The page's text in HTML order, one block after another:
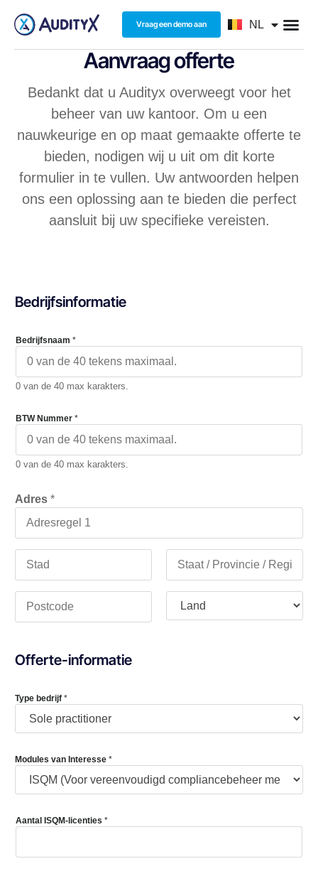
Vraag een demo aan NL
EN
Aanvraag offerte
Bedankt dat u Audityx overweegt voor het
beheer van uw kantoor. Om u een
nauwkeurige en op maat gemaakte offerte te
bieden, nodigen wij u uit om dit korte
formulier in te vullen. Uw antwoorden helpen
ons een oplossing aan te bieden die perfect
aansluit bij uw specifieke vereisten.
Bedrijfsinformatie
Bedrijfsnaam *
0 van de 40 max karakters.
BTW Nummer *
0 van de 40 max karakters.
Adres *
Regio
Offerte-informatie
Type bedrijf *
Modules van Interesse *
Aantal ISQM-licenties *